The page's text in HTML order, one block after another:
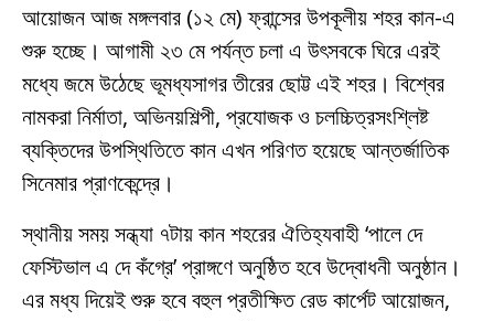
আয়োজন আজ মঙ্গলবার (১২ মে) ফ্রান্সের উপকূলীয় শহর কান-এ
শুরু হচ্ছে। আগামী ২৩ মে পর্যন্ত চলা এ উৎসবকে ঘিরে এরই
মধ্যে জমে উঠেছে ভূমধ্যসাগর তীরের ছোট্ট এই শহর। বিশ্বের
নামকরা নির্মাতা, অভিনয়শিল্পী, প্রযোজক ও চলচ্চিত্রসংশ্লিষ্ট
ব্যক্তিদের উপস্থিতিতে কান এখন পরিণত হয়েছে আন্তর্জাতিক
সিনেমার প্রাণকেন্দ্রে।
স্থানীয় সময় সন্ধ্যা ৭টায় কান শহরের ঐতিহ্যবাহী ‘পালে দে
ফেস্টিভাল এ দে কঁগ্রে’ প্রাঙ্গণে অনুষ্ঠিত হবে উদ্বোধনী অনুষ্ঠান।
এর মধ্য দিয়েই শুরু হবে বহুল প্রতীক্ষিত রেড কার্পেট আয়োজন,